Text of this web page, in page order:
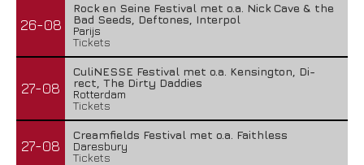
26-08
Rock en Seine Festival met o.a. Nick Cave & the
Bad Seeds, Deftones, Interpol
Parijs
Tickets
27-08
CuliNESSE Festival met o.a. Kensington, Di-
rect, The Dirty Daddies
Rotterdam
Tickets
27-08
Creamfields Festival met o.a. Faithless
Daresbury
Tickets